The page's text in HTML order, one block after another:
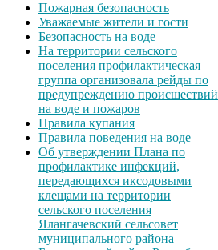
Пожарная безопасность
Уважаемые жители и гости
Безопасность на воде
На территории сельского
поселения профилактическая
группа организовала рейды по
предупреждению происшествий
на воде и пожаров
Правила купания
Правила поведения на воде
Об утверждении Плана по
профилактике инфекций,
передающихся иксодовыми
клещами на территории
сельского поселения
Ялангачевский сельсовет
муниципального района